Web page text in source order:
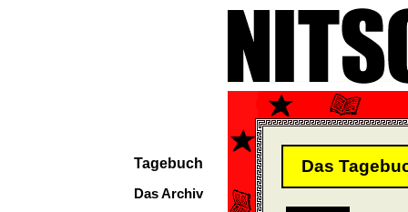
Tagebuch
Das Archiv
Das